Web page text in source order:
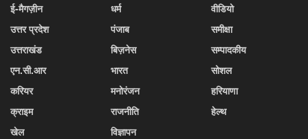
ई-मैगज़ीन
उत्तर प्रदेश
उत्तराखंड
एन.सी.आर
करियर
क्राइम
खेल
धर्म
पंजाब
बिज़नेस
भारत
मनोरंजन
राजनीति
विज्ञापन
वीडियो
समीक्षा
सम्पादकीय
सोशल
हरियाणा
हेल्थ